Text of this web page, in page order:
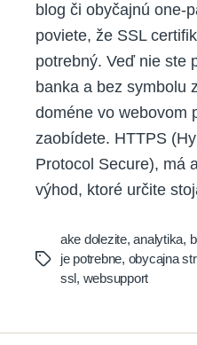
blog či obyčajnú one-
poviete, že SSL
potrebný. Veď nie ste
banka a bez symbolu
doméne vo webovom
zaobídete. HTTPS
Protocol Secure), má
výhod, ktoré určite
Tags
ake dolezite,analytika,
je potrebne, obycajna
ssl, websupport